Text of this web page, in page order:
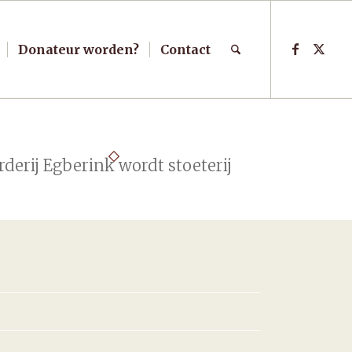
Donateur worden? Contact
Egberink wordt stoeterij